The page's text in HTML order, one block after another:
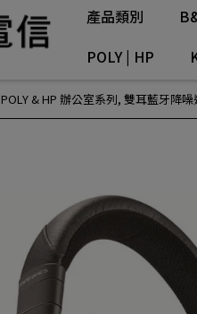
產品類別
POLY | HP
POLY & HP 辦公室系列, 雙耳藍牙降噪